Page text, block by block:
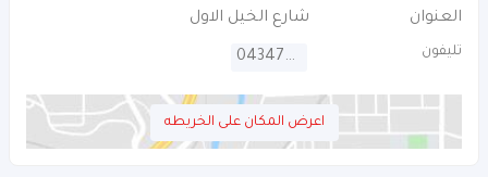
العنوان شارع الخيل الاول
تليفون 043479071
اعرض المكان على الخريطه